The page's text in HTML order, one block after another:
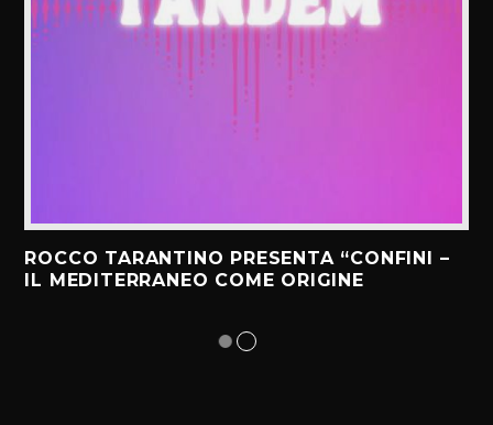
ROCCO TARANTINO PRESENTA “CONFINI –
IL MEDITERRANEO COME ORIGINE